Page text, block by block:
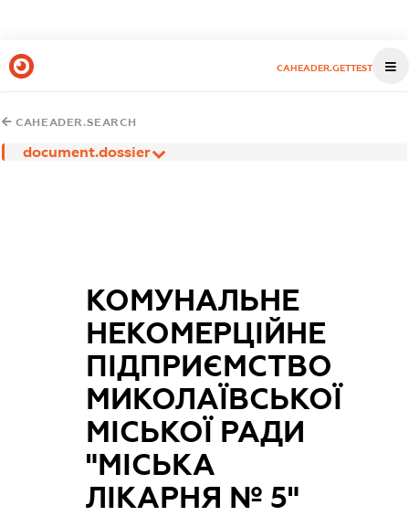
CAHEADER.GETTEST
CAHEADER.SEARCH
document.dossier
КОМУНАЛЬНЕ
НЕКОМЕРЦІЙНЕ
ПІДПРИЄМСТВО
МИКОЛАЇВСЬКОЇ
МІСЬКОЇ РАДИ
"МІСЬКА
ЛІКАРНЯ № 5"